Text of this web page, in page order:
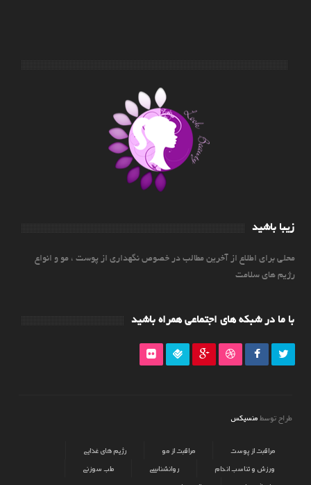
زیبا باشید
محلی برای اطلاع از آخرین مطالب در خصوص نگهداری از پوست ، مو و انواع
رژیم های سلامت
با ما در شبکه های اجتماعی همراه باشید
طراح توسط منسیکس
مراقبت از پوست مراقبت از مو
رژیم های غذایی
ورزش و تناسب اندام
روانشناسی
طب سوزنی